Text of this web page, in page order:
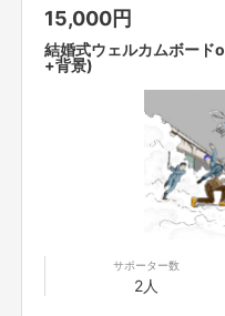
fukaya、センリーズ、森
※描き直しは無しになり
15,000円
結婚式ウェルカムボー
+背景)
サポーター数
2人